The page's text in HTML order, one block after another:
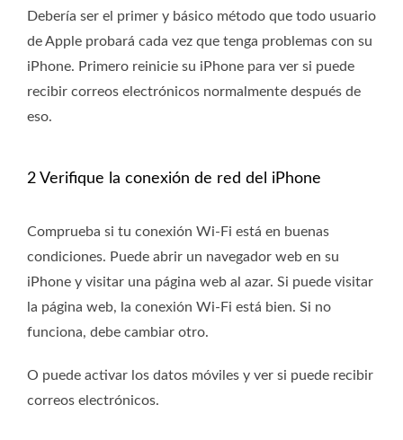
Debería ser el primer y básico método que todo usuario
de Apple probará cada vez que tenga problemas con su
iPhone. Primero reinicie su iPhone para ver si puede
recibir correos electrónicos normalmente después de
eso.
2 Verifique la conexión de red del iPhone
Comprueba si tu conexión Wi-Fi está en buenas
condiciones. Puede abrir un navegador web en su
iPhone y visitar una página web al azar. Si puede visitar
la página web, la conexión Wi-Fi está bien. Si no
funciona, debe cambiar otro.
O puede activar los datos móviles y ver si puede recibir
correos electrónicos.